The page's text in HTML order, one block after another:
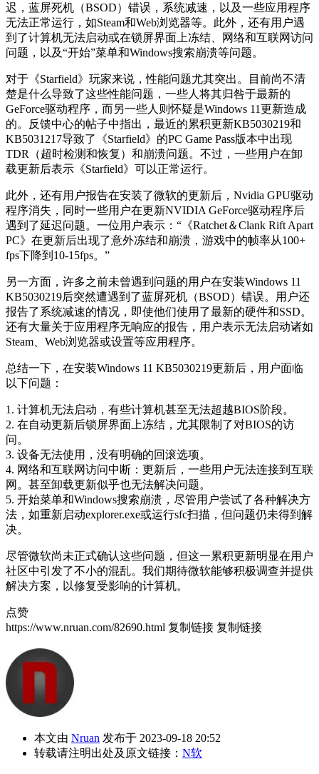
迟，蓝屏死机（BSOD）错误，系统减速，以及一些应用程序
无法正常运行，如Steam和Web浏览器等。此外，还有用户遇
到了计算机无法启动或在锁屏界面上冻结、网络和互联网访问
问题，以及“开始”菜单和Windows搜索崩溃等问题。
对于《Starfield》玩家来说，性能问题尤其突出。目前尚不清
楚是什么导致了这些性能问题，一些人将其归咎于最新的
GeForce驱动程序，而另一些人则怀疑是Windows 11更新造成
的。反馈中心的帖子中指出，最近的累积更新KB5030219和
KB5031217导致了《Starfield》的PC Game Pass版本中出现
TDR（超时检测和恢复）和崩溃问题。不过，一些用户在卸
载更新后表示《Starfield》可以正常运行。
此外，还有用户报告在安装了微软的更新后，Nvidia GPU驱动
程序消失，同时一些用户在更新NVIDIA GeForce驱动程序后
遇到了延迟问题。一位用户表示：“《Ratchet＆Clank Rift Apart
PC》在更新后出现了意外冻结和崩溃，游戏中的帧率从100+
fps下降到10-15fps。”
另一方面，许多之前未曾遇到问题的用户在安装Windows 11
KB5030219后突然遭遇到了蓝屏死机（BSOD）错误。用户还
报告了系统减速的情况，即使他们使用了最新的硬件和SSD。
还有大量关于应用程序无响应的报告，用户表示无法启动诸如
Steam、Web浏览器或设置等应用程序。
总结一下，在安装Windows 11 KB5030219更新后，用户面临
以下问题：
1. 计算机无法启动，有些计算机甚至无法超越BIOS阶段。
2. 在自动更新后锁屏界面上冻结，尤其限制了对BIOS的访
问。
3. 设备无法使用，没有明确的回滚选项。
4. 网络和互联网访问中断：更新后，一些用户无法连接到互联
网。甚至卸载更新似乎也无法解决问题。
5. 开始菜单和Windows搜索崩溃，尽管用户尝试了各种解决方
法，如重新启动explorer.exe或运行sfc扫描，但问题仍未得到解
决。
尽管微软尚未正式确认这些问题，但这一累积更新明显在用户
社区中引发了不小的混乱。我们期待微软能够积极调查并提供
解决方案，以修复受影响的计算机。
点赞
https://www.nruan.com/82690.html 复制链接 复制链接
本文由 Nruan 发布于 2023-09-18 20:52
转载请注明出处及原文链接： N软